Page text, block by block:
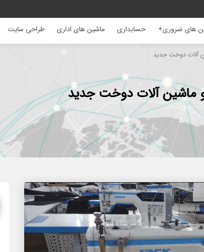
های ضروری+ حسابداری ماشین های اداری طراحی سایت
آلات دوخت جدید
ماشین آلات دوخت جدید